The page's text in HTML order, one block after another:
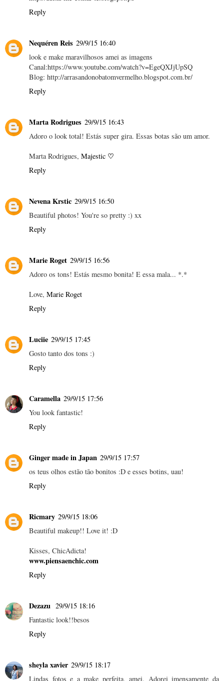
Reply
Nequéren Reis 29/9/15 16:40
look e make maravilhosos amei as imagens
Canal:https://www.youtube.com/watch?v=EgeQXJjUpSQ
Blog: http://arrasandonobatomvermelho.blogspot.com.br/
Reply
Marta Rodrigues 29/9/15 16:43
Adoro o look total! Estás super gira. Essas botas são um amor.
Marta Rodrigues, Majestic ♡
Reply
Nevena Krstic 29/9/15 16:50
Beautiful photos! You're so pretty :) xx
Reply
Marie Roget 29/9/15 16:56
Adoro os tons! Estás mesmo bonita! E essa mala... *.*
Love, Marie Roget
Reply
Luciie 29/9/15 17:45
Gosto tanto dos tons :)
Reply
Caramella 29/9/15 17:56
You look fantastic!
Reply
Ginger made in Japan 29/9/15 17:57
os teus olhos estão tão bonitos :D e esses botins, uau!
Reply
Ricmary 29/9/15 18:06
Beautiful makeup!! Love it! :D
Kisses, ChicAdicta!
www.piensaenchic.com
Reply
Dezazu 29/9/15 18:16
Fantastic look!!besos
Reply
sheyla xavier 29/9/15 18:17
Lindas fotos e a make perfeita, amei. Adorei imensamente da